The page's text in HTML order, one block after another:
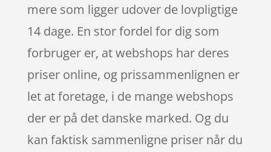
mere som ligger udover de lovpligtige
14 dage. En stor fordel for dig som
forbruger er, at webshops har deres
priser online, og prissammenlignen er
let at foretage, i de mange webshops
der er på det danske marked. Og du
kan faktisk sammenligne priser når du